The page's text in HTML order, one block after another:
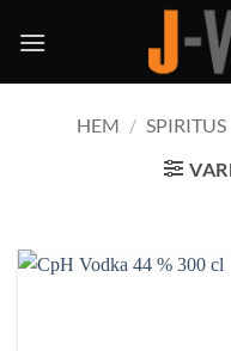
HEM / SPIRITUS